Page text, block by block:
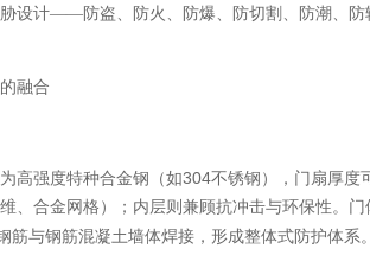
设计——防盗、防火、防爆、防切割、防潮、防
融合
高强度特种合金钢（如304不锈钢），门扇厚度
、合金网格）；内层则兼顾抗冲击与环保性。
筋与钢筋混凝土墙体焊接，形成整体式防护体系